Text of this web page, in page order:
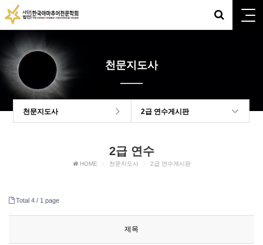
천문지도사
천문지도사 2급 연수게시판
2급 연수
HOME 천문지도사 2급 연수게시판
Total 4 / 1 page
제목